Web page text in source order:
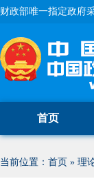
财政部唯一指定政府
首页
当前位置： 首页 » 理